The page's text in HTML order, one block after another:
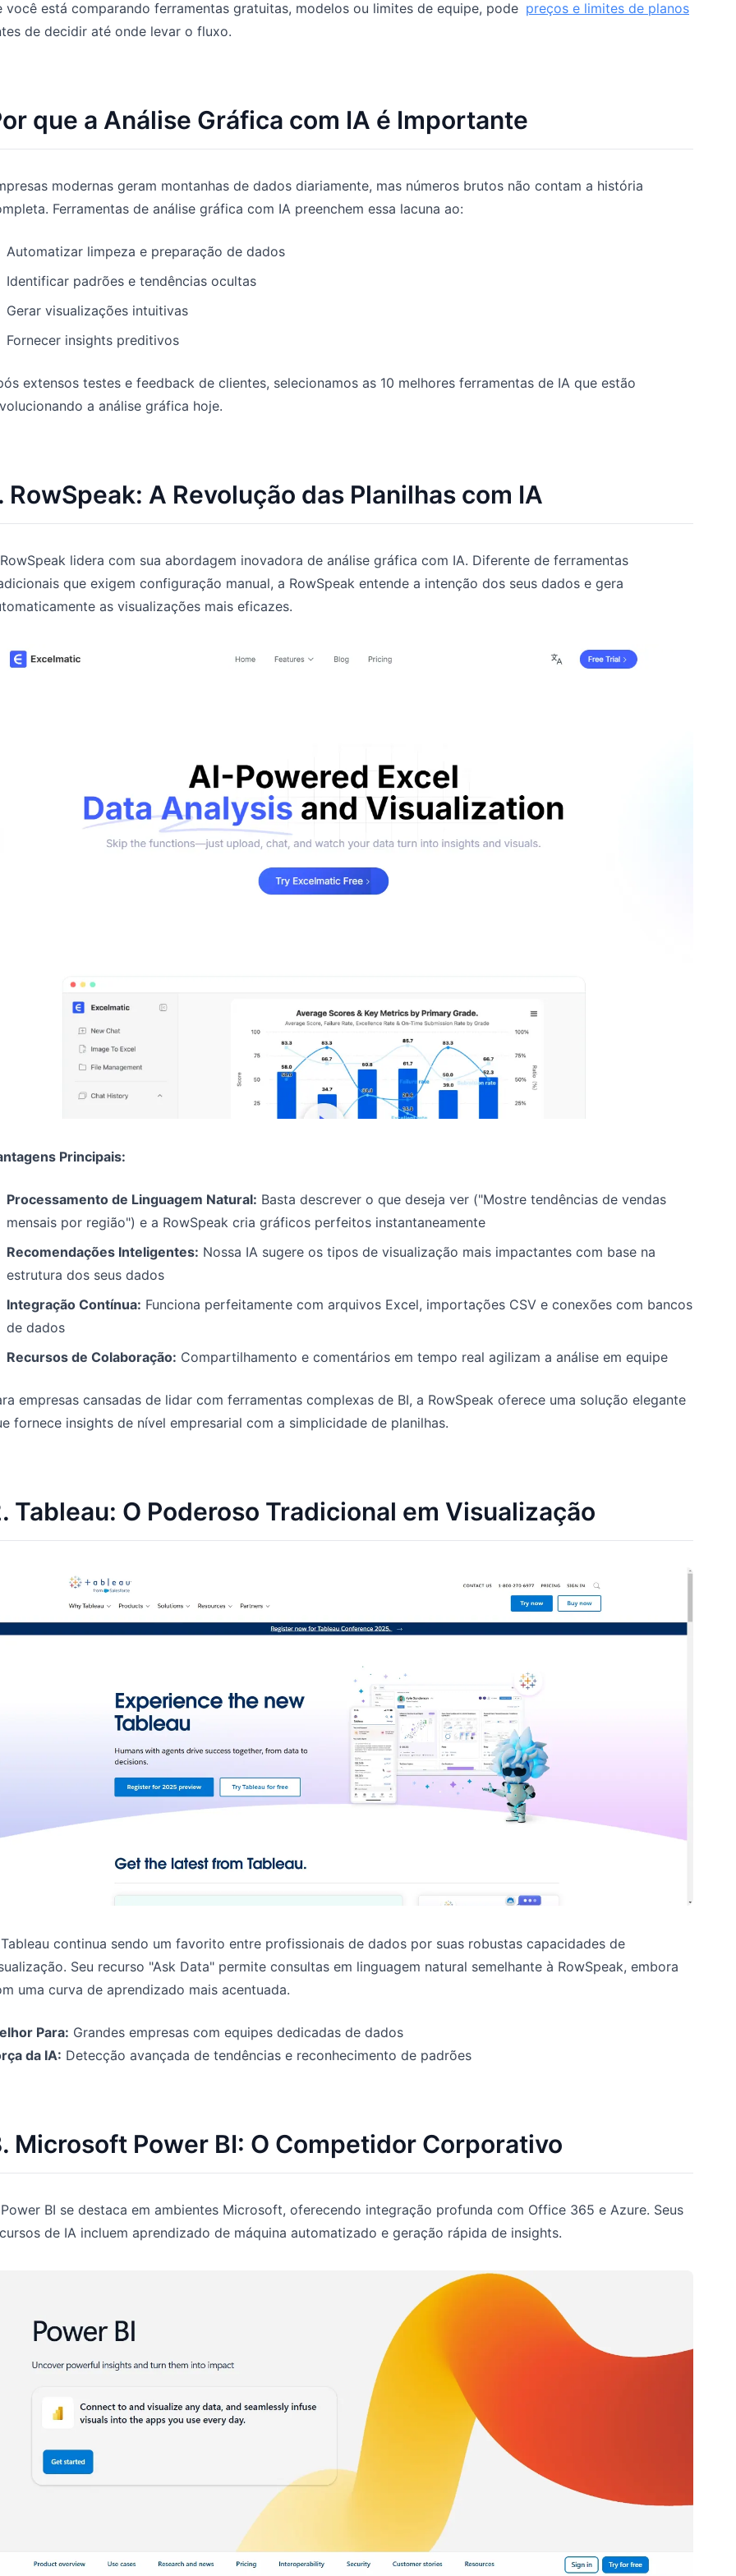
Gerencie pipeline, metas, previsões e
receita.
entregas e estado.
Dashboards, revisões de KPI e análises
Prompts úteis para análise, relatórios e
limpeza de dados.
perguntas e aprenda com outros
utilizadores.
utilizadores e equipas.
você está comparando ferramentas gratuitas, modelos ou limites de equipe, pode preços e limites de planos
de decidir até onde levar o fluxo.
que a Análise Gráfica com IA é Importante
modernas geram montanhas de dados diariamente, mas números brutos não contam a história
Ferramentas de análise gráfica com IA preenchem essa lacuna ao:
Automatizar limpeza e preparação de dados
Identificar padrões e tendências ocultas
Gerar visualizações intuitivas
Fornecer insights preditivos
extensos testes e feedback de clientes, selecionamos as 10 melhores ferramentas de IA que estão
a análise gráfica hoje.
RowSpeak: A Revolução das Planilhas com IA
lidera com sua abordagem inovadora de análise gráfica com IA. Diferente de ferramentas
que exigem configuração manual, a RowSpeak entende a intenção dos seus dados e gera
as visualizações mais eficazes.
Principais:
Processamento de Linguagem Natural: Basta descrever o que deseja ver ("Mostre tendências de vendas
mensais por região") e a RowSpeak cria gráficos perfeitos instantaneamente
Recomendações Inteligentes: Nossa IA sugere os tipos de visualização mais impactantes com base na
estrutura dos seus dados
Integração Contínua: Funciona perfeitamente com arquivos Excel, importações CSV e conexões com bancos
de dados
Recursos de Colaboração: Compartilhamento e comentários em tempo real agilizam a análise em equipe
empresas cansadas de lidar com ferramentas complexas de BI, a RowSpeak oferece uma solução elegante
fornece insights de nível empresarial com a simplicidade de planilhas.
Tableau: O Poderoso Tradicional em Visualização
continua sendo um favorito entre profissionais de dados por suas robustas capacidades de
Seu recurso "Ask Data" permite consultas em linguagem natural semelhante à RowSpeak, embora
uma curva de aprendizado mais acentuada.
Para: Grandes empresas com equipes dedicadas de dados
da IA: Detecção avançada de tendências e reconhecimento de padrões
Microsoft Power BI: O Competidor Corporativo
BI se destaca em ambientes Microsoft, oferecendo integração profunda com Office 365 e Azure. Seus
de IA incluem aprendizado de máquina automatizado e geração rápida de insights.